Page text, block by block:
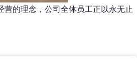
的理念，公司全体员工正以永无止